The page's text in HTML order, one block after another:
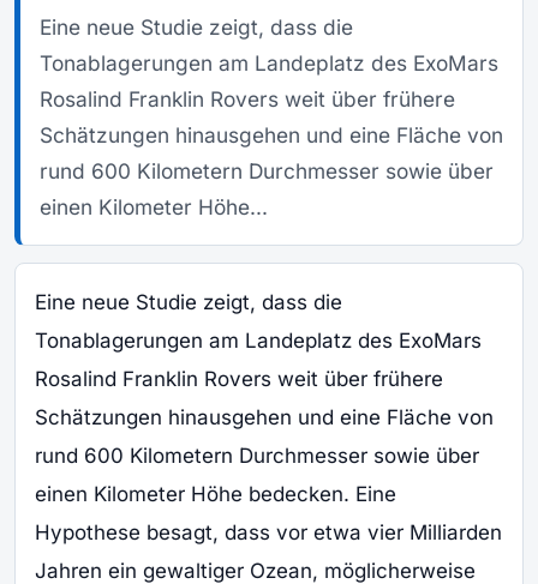
Eine neue Studie zeigt, dass die
Tonablagerungen am Landeplatz des ExoMars
Rosalind Franklin Rovers weit über frühere
Schätzungen hinausgehen und eine Fläche von
rund 600 Kilometern Durchmesser sowie über
einen Kilometer Höhe...
Eine neue Studie zeigt, dass die
Tonablagerungen am Landeplatz des ExoMars
Rosalind Franklin Rovers weit über frühere
Schätzungen hinausgehen und eine Fläche von
rund 600 Kilometern Durchmesser sowie über
einen Kilometer Höhe bedecken. Eine
Hypothese besagt, dass vor etwa vier Milliarden
Jahren ein gewaltiger Ozean, möglicherweise